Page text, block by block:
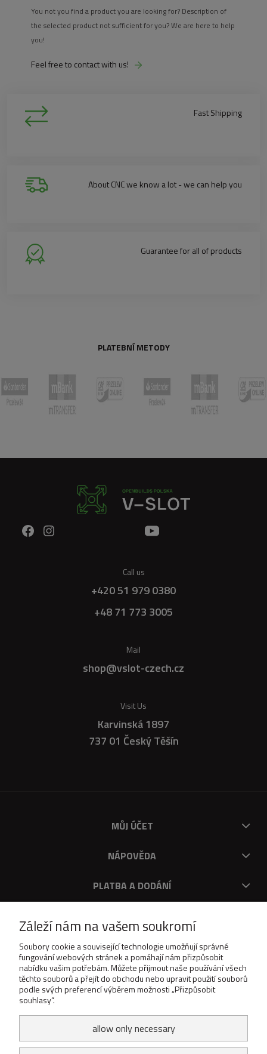
Fast Shipping
About CNC we know a lot - we can help you
Guarantee for all of products
You not you find a product you are looking for? Description of
the selected product not sufficient for you? We are here to help
you!
Feel free to contact with us!
PLATEBNÍ METODY
Call us
+420 51 979 0380
+48 71 773 3005
Mail
shop@vslot-czech.cz
Visit Us
Karvinská 1897
737 01 Český Těšín
MŮJ ÚČET
NÁPOVĚDA
PLATBA A DODÁNÍ
DOWNLOAD
Záleží nám na vašem soukromí
Soubory cookie a související technologie umožňují správné
fungování webových stránek a pomáhají nám přizpůsobit
nabídku vašim potřebám. Můžete přijmout naše používání všech
těchto souborů a přejít do obchodu nebo upravit použití souborů
podle svých preferencí výběrem možnosti „Přizpůsobit
souhlasy“.
allow only necessary